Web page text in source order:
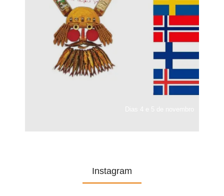
Instagram